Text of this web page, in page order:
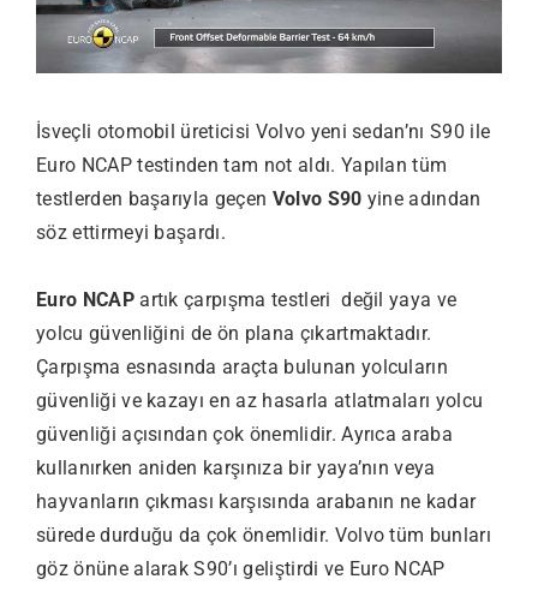
İsveçli otomobil üreticisi Volvo yeni sedan’nı S90 ile
Euro NCAP testinden tam not aldı. Yapılan tüm
testlerden başarıyla geçen Volvo S90 yine adından
söz ettirmeyi başardı.
Euro NCAPartık çarpışma testleri değil yaya ve
yolcu güvenliğini de ön plana çıkartmaktadır.
Çarpışma esnasında araçta bulunan yolcuların
güvenliği ve kazayı en az hasarla atlatmaları yolcu
güvenliği açısından çok önemlidir. Ayrıca araba
kullanırken aniden karşınıza bir yaya’nın veya
hayvanların çıkması karşısında arabanın ne kadar
sürede durduğu da çok önemlidir. Volvo tüm bunları
göz önüne alarak S90’ı geliştirdi ve Euro NCAP